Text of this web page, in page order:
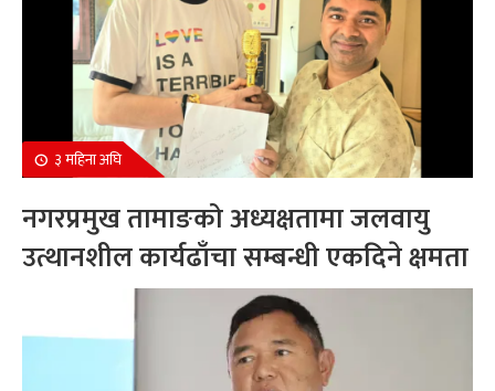
३ महिना अघि
नगरप्रमुख तामाङको अध्यक्षतामा जलवायु
उत्थानशील कार्यढाँचा सम्बन्धी एकदिने क्षमता
अभिवृद्धि कार्यक्रम सम्पन्न